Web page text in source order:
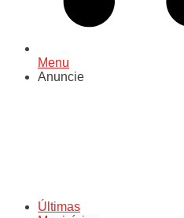
Menu
Anuncie
Últimas